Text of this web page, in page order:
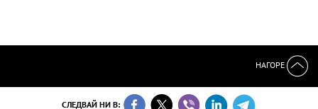
НАГОРЕ
СЛЕДВАЙ НИ В: